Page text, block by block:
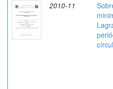
2010-11